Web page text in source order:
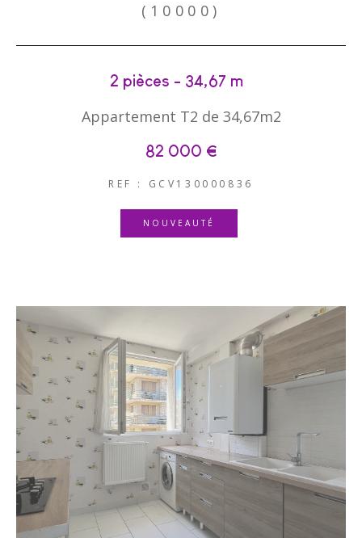
(10000)
2 pièces - 34,67 m²
Appartement T2 de 34,67m2
82 000 €
REF : GCV130000836
NOUVEAUTÉ